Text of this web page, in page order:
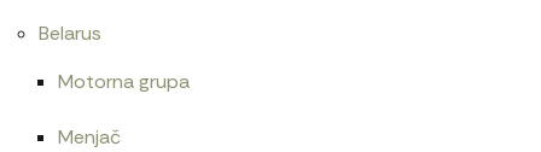
Belarus
Motorna grupa
Menjač